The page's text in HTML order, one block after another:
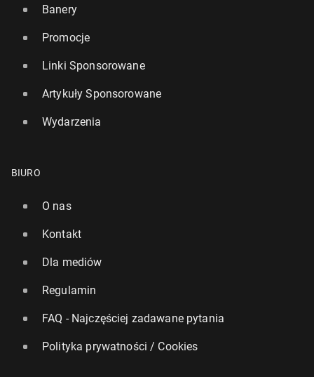
Banery
Promocje
Linki Sponsorowane
Artykuły Sponsorowane
Wydarzenia
BIURO
O nas
Kontakt
Dla mediów
Regulamin
FAQ - Najczęściej zadawane pytania
Polityka prywatności / Cookies